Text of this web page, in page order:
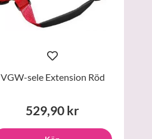
VGW-sele Extension Röd
529,90 kr